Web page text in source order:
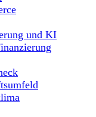
und KI